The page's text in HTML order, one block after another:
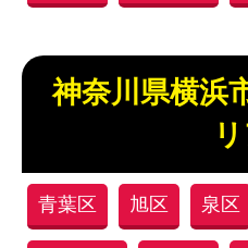
神奈川県横浜
青葉区 旭区 泉区